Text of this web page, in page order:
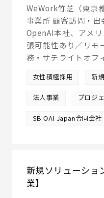
WeWork竹芝（東京
事業所 顧客訪問・出
OpenAI本社、アメ
張可能性あり／リモ
務・サテライトオフ
女性積極採用 新
法人事業 プロジ
SB OAI Japan合同会社
新規ソリューショ
業】